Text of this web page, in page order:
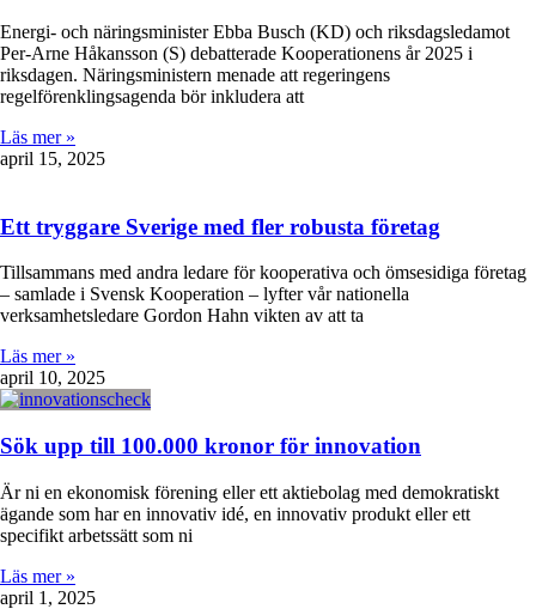
Energi- och näringsminister Ebba Busch (KD) och riksdagsledamot
Per-Arne Håkansson (S) debatterade Kooperationens år 2025 i
riksdagen. Näringsministern menade att regeringens
regelförenklingsagenda bör inkludera att
Läs mer »
april 15, 2025
Ett tryggare Sverige med fler robusta företag
Tillsammans med andra ledare för kooperativa och ömsesidiga företag
– samlade i Svensk Kooperation – lyfter vår nationella
verksamhetsledare Gordon Hahn vikten av att ta
Läs mer »
april 10, 2025
Sök upp till 100.000 kronor för innovation
Är ni en ekonomisk förening eller ett aktiebolag med demokratiskt
ägande som har en innovativ idé, en innovativ produkt eller ett
specifikt arbetssätt som ni
Läs mer »
april 1, 2025